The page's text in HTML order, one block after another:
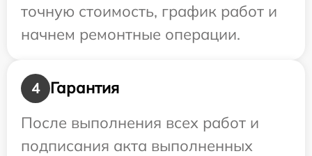
точную стоимость, график работ и
начнем ремонтные операции.
4
Гарантия
После выполнения всех работ и
подписания акта выполненных